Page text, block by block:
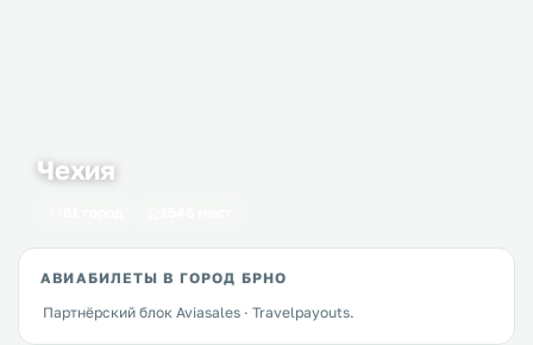
Чехия
АВИАБИЛЕТЫ В ГОРОД БРНО
Партнёрский блок Aviasales · Travelpayouts.